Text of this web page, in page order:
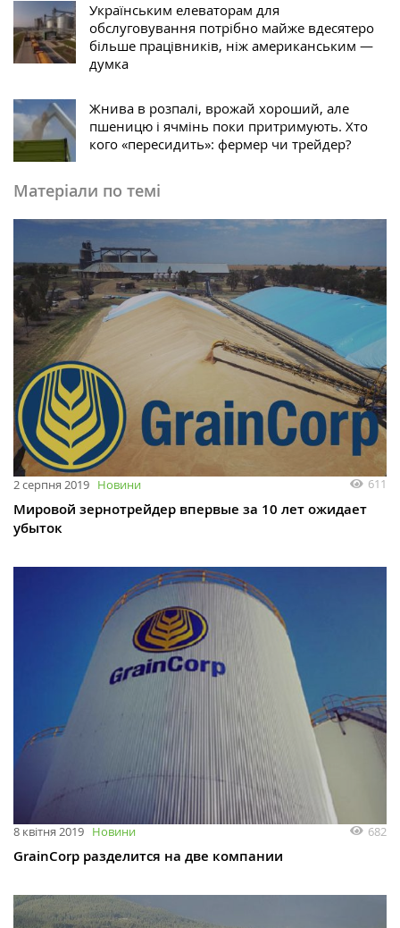
Українським елеваторам для
обслуговування потрібно майже вдесятеро
більше працівників, ніж американським —
думка
Жнива в розпалі, врожай хороший, але
пшеницю і ячмінь поки притримують. Хто
кого «пересидить»: фермер чи трейдер?
Матеріали по темі
2 серпня 2019 Новини 611
Мировой зернотрейдер впервые за 10 лет ожидает
убыток
8 квітня 2019 Новини 682
GrainCorp разделится на две компании